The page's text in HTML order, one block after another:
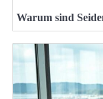
Warum sind